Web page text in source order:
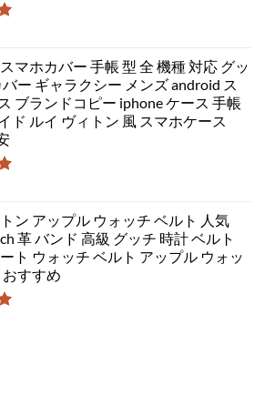
マホカバー 手帳 型 全 機種 対応 グッ
ー ギャラクシー メンズ android ス
ブランドコピー iphone ケース 手帳
ド ルイ ヴィトン 風 スマホケース
ン アップル ウォッチ ベルト 人気
革 バンド 高級 グッチ 時計 ベルト
ト ウォッチ ベルト アップル ウォッ
すすめ